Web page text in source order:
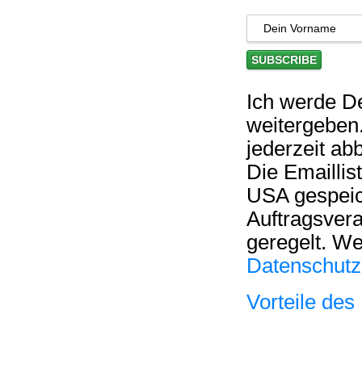
Ich werde
jederzeit
Die
USA
geregelt.
Vorteile